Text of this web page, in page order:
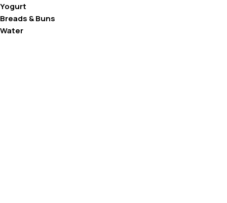
Yogurt
Breads & Buns
Water